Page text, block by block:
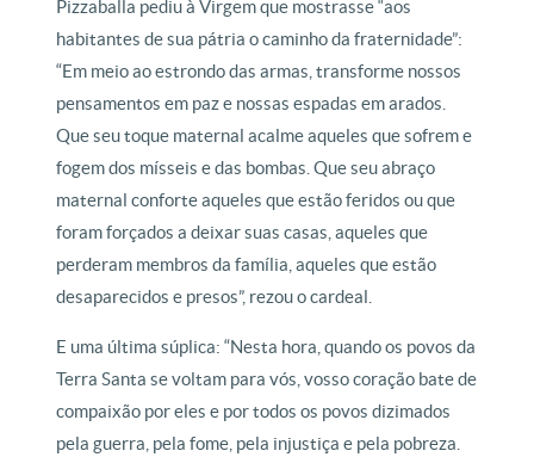
Pizzaballa pediu à Virgem que mostrasse “aos
habitantes de sua pátria o caminho da fraternidade”:
“Em meio ao estrondo das armas, transforme nossos
pensamentos em paz e nossas espadas em arados.
Que seu toque maternal acalme aqueles que sofrem e
fogem dos mísseis e das bombas. Que seu abraço
maternal conforte aqueles que estão feridos ou que
foram forçados a deixar suas casas, aqueles que
perderam membros da família, aqueles que estão
desaparecidos e presos”, rezou o cardeal.
E uma última súplica: “Nesta hora, quando os povos da
Terra Santa se voltam para vós, vosso coração bate de
compaixão por eles e por todos os povos dizimados
pela guerra, pela fome, pela injustiça e pela pobreza.